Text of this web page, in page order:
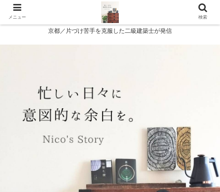
京都／片づけ苦手を克服した二級建築士が発信
メニュー 検索